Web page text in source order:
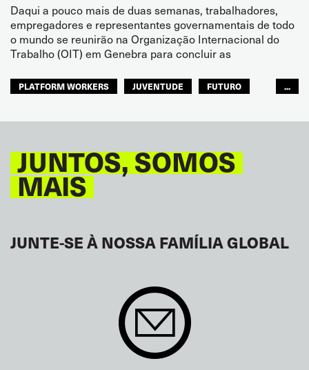
Daqui a pouco mais de duas semanas, trabalhadores,
empregadores e representantes governamentais de todo
o mundo se reunirão na Organização Internacional do
Trabalho (OIT) em Genebra para concluir as
PLATFORM WORKERS JUVENTUDE
FUTURO
...
JUNTOS, SOMOS
MAIS
JUNTE-SE À NOSSA FAMÍLIA GLOBAL